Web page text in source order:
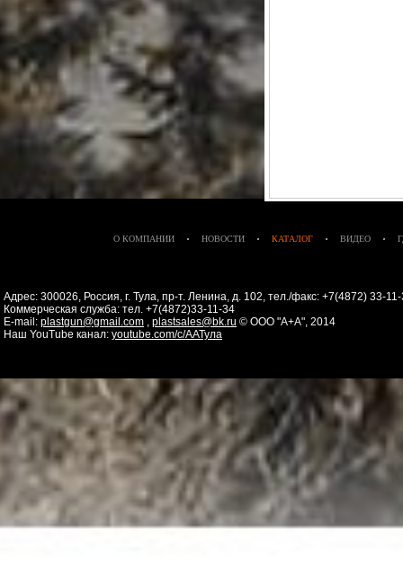
О КОМПАНИИ НОВОСТИ КАТАЛОГ ВИДЕО
Адрес: 300026, Россия, г. Тула, пр-т. Ленина, д. 102, тел./факс: +7(4872) 33-
Коммерческая служба: тел. +7(4872)33-11-34
E-mail: plastgun@gmail.com , plastsales@bk.ru © ООО "А+А", 2014
Наш YouTube канал: youtube.com/c/ААТула